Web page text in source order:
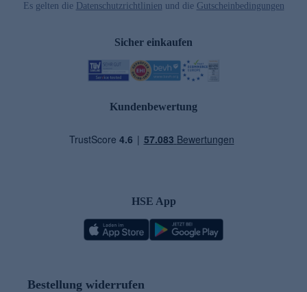
Es gelten die Datenschutzrichtlinien und die Gutscheinbedingungen
Sicher einkaufen
Kundenbewertung
HSE App
Bestellung widerrufen